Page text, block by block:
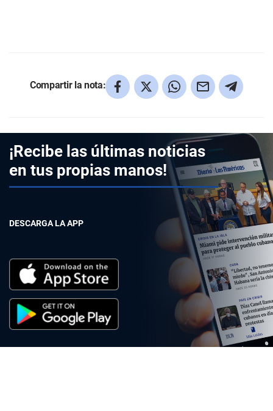
Compartir la nota:
¡Recibe las últimas noticias
en tus propias manos!
DESCARGA LA APP